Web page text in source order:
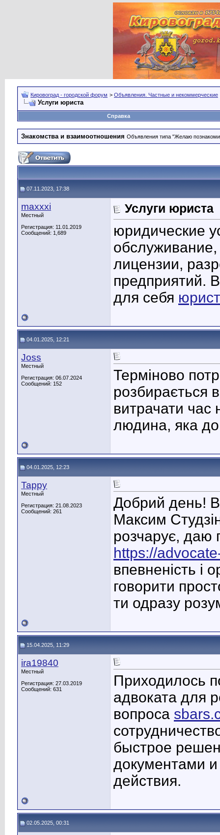
Кировоград - городской форум > Объявления. Частные и некоммерческие
Услуги юриста
Справка
Знакомства и взаимоотношения Объявления типа "Желаю
07.11.2023, 17:38
maxxxi
Местный
Регистрация: 11.01.2019
Сообщений: 1,689
Услуги юриста
юридические
лицензии,
предприятий.
для себя
04.01.2025, 12:21
Joss
Местный
Регистрация: 06.07.2024
Сообщений: 152
Терміново
розбирається
витрачати час
людина, яка
04.01.2025, 12:23
Tappy
Местный
Регистрация: 21.08.2023
Сообщений: 261
Добрий день!
Максим
розчарує, даю
https://
впевненість і
говорити
ти одразу
15.04.2025, 11:29
ira19840
Местный
Регистрация: 27.03.2019
Сообщений: 631
Приходилось
адвоката для
вопроса
быстрое
документами
действия.
02.05.2025, 00:31